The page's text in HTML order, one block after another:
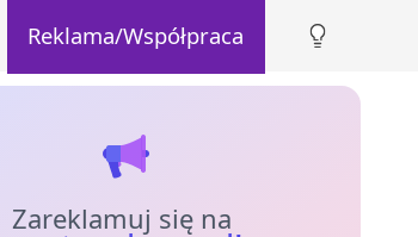
Reklama/Współpraca
Zareklamuj się na